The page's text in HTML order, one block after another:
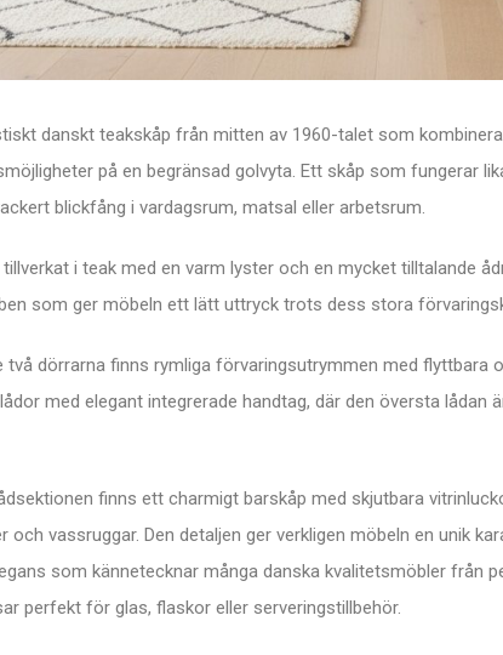
danskt teakskåp från mitten av 1960-talet som
på en begränsad golvyta. Ett skåp som fungerar
blickfång i vardagsrum, matsal eller arbetsrum.
i teak med en varm lyster och en mycket tilltalande
som ger möbeln ett lätt uttryck trots dess stora
två dörrarna finns rymliga förvaringsutrymmen med flyttbara
med elegant integrerade handtag, där den översta
finns ett charmigt barskåp med skjutbara
och vassruggar. Den detaljen ger verkligen möbeln en unik
som kännetecknar många danska kvalitetsmöbler från
perfekt för glas, flaskor eller serveringstillbehör.